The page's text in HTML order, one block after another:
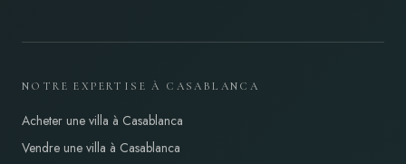
NOTRE EXPERTISE À CASABLANCA
Acheter une villa à Casablanca
Vendre une villa à Casablanca